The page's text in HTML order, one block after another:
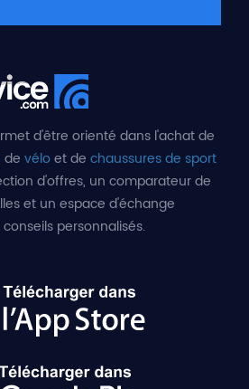
d'être orienté dans l'achat de
de véloet de chaussures de sport
d'offres, un comparateur de
et un espace d'échange
personnalisés.